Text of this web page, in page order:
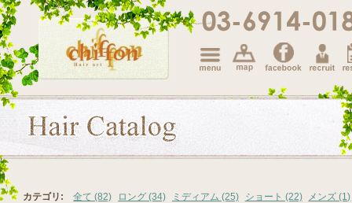
カテゴリ 全て (82) ロング (34) ミディアム (25) ショート (22) メンズ (1)